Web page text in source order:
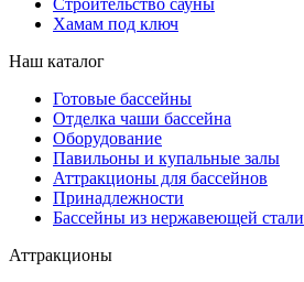
Строительство сауны
Хамам под ключ
Наш каталог
Готовые бассейны
Отделка чаши бассейна
Оборудование
Павильоны и купальные залы
Аттракционы для бассейнов
Принадлежности
Бассейны из нержавеющей стали
Аттракционы